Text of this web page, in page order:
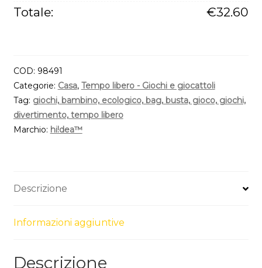
con
Totale: €32.60
COD: 98491
Categorie: Casa, Tempo libero - Giochi e giocattoli
Tag: giochi, bambino, ecologico, bag, busta, gioco, giochi,
divertimento, tempo libero
Marchio: hi!dea™
Descrizione
Informazioni aggiuntive
Descrizione